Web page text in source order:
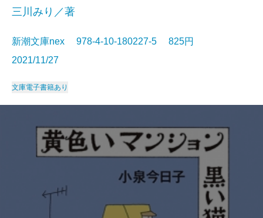
三川みり／著
新潮文庫nex 978-4-10-180227-5 825円
2021/11/27
文庫電子書籍あり